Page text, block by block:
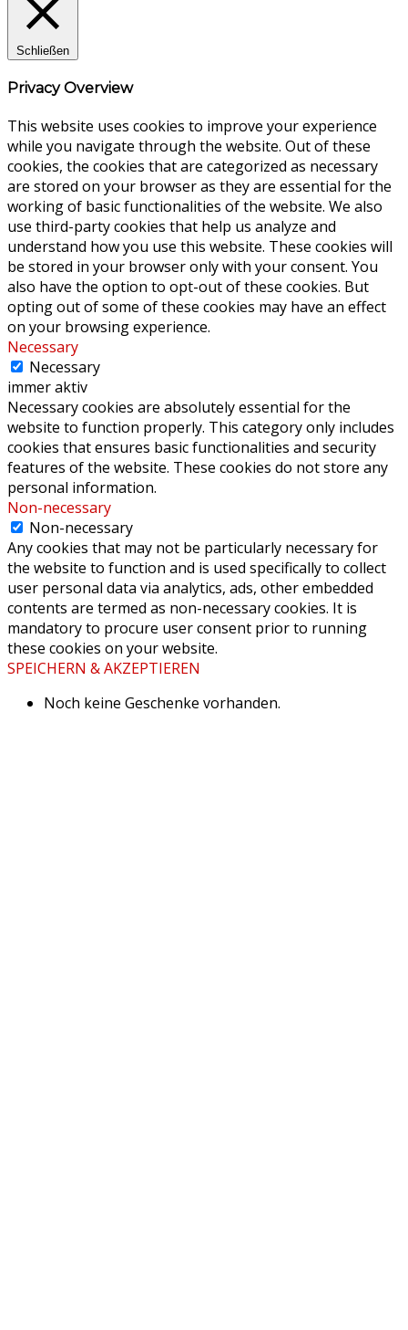
Schließen
Privacy Overview
This website uses cookies to improve your experience
while you navigate through the website. Out of these
cookies, the cookies that are categorized as necessary
are stored on your browser as they are essential for the
working of basic functionalities of the website. We also
use third-party cookies that help us analyze and
understand how you use this website. These cookies will
be stored in your browser only with your consent. You
also have the option to opt-out of these cookies. But
opting out of some of these cookies may have an effect
on your browsing experience.
Necessary
Necessary
immer aktiv
Necessary cookies are absolutely essential for the
website to function properly. This category only includes
cookies that ensures basic functionalities and security
features of the website. These cookies do not store any
personal information.
Non-necessary
Non-necessary
Any cookies that may not be particularly necessary for
the website to function and is used specifically to collect
user personal data via analytics, ads, other embedded
contents are termed as non-necessary cookies. It is
mandatory to procure user consent prior to running
these cookies on your website.
SPEICHERN & AKZEPTIEREN
Noch keine Geschenke vorhanden.